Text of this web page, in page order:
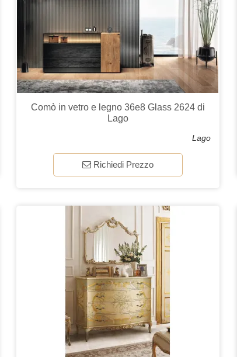
Comò in vetro e legno 36e8 Glass 2624 di
Lago
Lago
Richiedi Prezzo